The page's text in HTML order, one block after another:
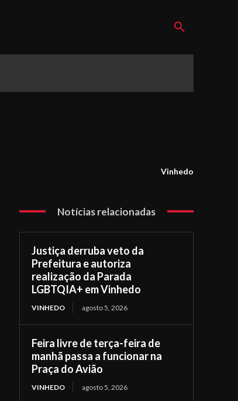
Vinhedo
Notícias relacionadas
Justiça derruba veto da
Prefeitura e autoriza
realização da Parada
LGBTQIA+ em Vinhedo
VINHEDO agosto 5, 2026
Feira livre de terça-feira de
manhã passa a funcionar na
Praça do Avião
VINHEDO agosto 5, 2026